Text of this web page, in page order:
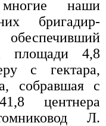
наши
бригадир-
площади 4,8
с гектара,
собравшая с
центнера
Л.